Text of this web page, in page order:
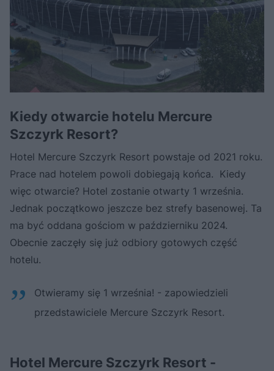
Kiedy otwarcie hotelu Mercure
Szczyrk Resort?
Hotel Mercure Szczyrk Resort powstaje od 2021 roku.
Prace nad hotelem powoli dobiegają końca. Kiedy
więc otwarcie? Hotel zostanie otwarty 1 września.
Jednak początkowo jeszcze bez strefy basenowej. Ta
ma być oddana gościom w październiku 2024.
Obecnie zaczęły się już odbiory gotowych część
hotelu.
Otwieramy się 1 września! - zapowiedzieli
przedstawiciele Mercure Szczyrk Resort.
Hotel Mercure Szczyrk Resort -